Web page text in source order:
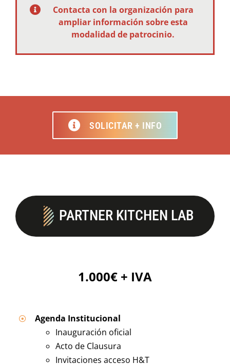
Contacta con la organización para
ampliar información sobre esta
modalidad de patrocinio.
SOLICITAR + INFO
PARTNER KITCHEN LAB
1.000€ + IVA
Agenda Institucional
Inauguración oficial
Acto de Clausura
Invitaciones acceso H&T